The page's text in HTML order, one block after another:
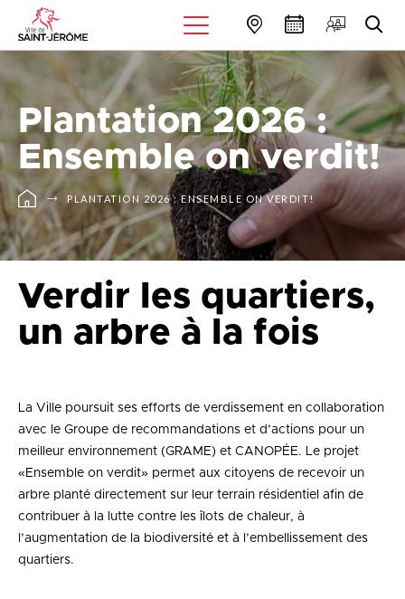
Plantation 2026 :
Ensemble on verdit!
PLANTATION 2026 : ENSEMBLE ON VERDIT!
Verdir les quartiers,
un arbre à la fois
La Ville poursuit ses efforts de verdissement en collaboration
avec le Groupe de recommandations et d’actions pour un
meilleur environnement (GRAME) et CANOPÉE. Le projet
«Ensemble on verdit» permet aux citoyens de recevoir un
arbre planté directement sur leur terrain résidentiel afin de
contribuer à la lutte contre les îlots de chaleur, à
l’augmentation de la biodiversité et à l’embellissement des
quartiers.